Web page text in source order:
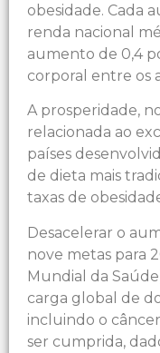
obesidade. Cada
renda nacional
aumento de 0,4
corporal entre os
A prosperidade,
relacionada ao
países
de dieta mais
taxas de
Desacelerar o
nove metas para
Mundial da
carga global de
incluindo o
ser cumprida,